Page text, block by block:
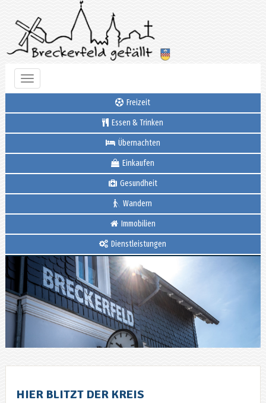
Toggle
navigation
Freizeit
Essen & Trinken
Übernachten
Einkaufen
Gesundheit
Wandern
Immobilien
Dienstleistungen
HIER BLITZT DER KREIS